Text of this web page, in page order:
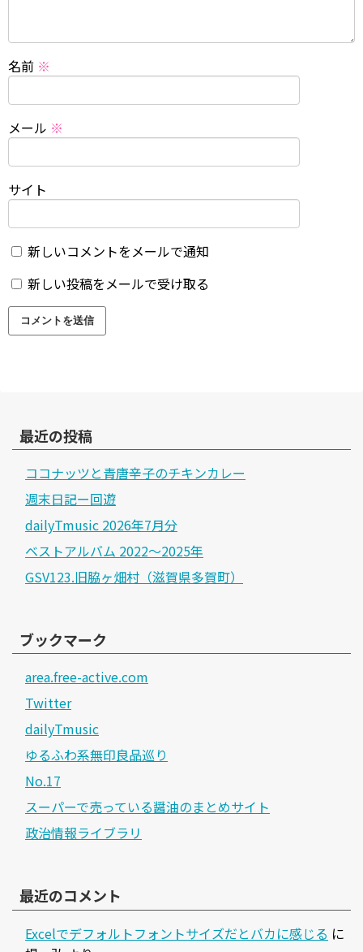
名前 ※
メール ※
サイト
新しいコメントをメールで通知
新しい投稿をメールで受け取る
最近の投稿
ココナッツと青唐辛子のチキンカレー
週末日記ー回遊
dailyTmusic 2026年7月分
ベストアルバム 2022～2025年
GSV123.旧脇ヶ畑村（滋賀県多賀町）
ブックマーク
area.free-active.com
Twitter
dailyTmusic
ゆるふわ系無印良品巡り
No.17
スーパーで売っている醤油のまとめサイト
政治情報ライブラリ
最近のコメント
Excelでデフォルトフォントサイズだとバカに感じる に